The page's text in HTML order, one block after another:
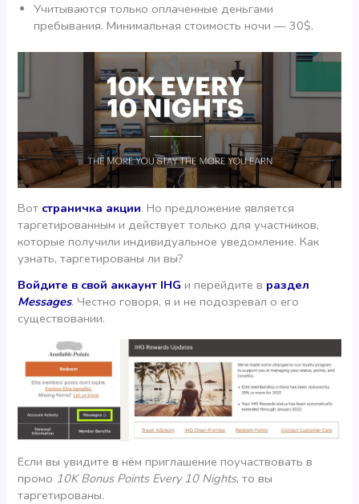
Учитываются только оплаченные деньгами
пребывания. Минимальная стоимость ночи — 30$.
Вот страничка акции. Но предложение является
таргетированным и действует только для участников,
которые получили индивидуальное уведомление. Как
узнать, таргетированы ли вы?
Войдите в свой аккаунт IHG и перейдите в раздел
Messages. Честно говоря, я и не подозревал о его
существовании.
Если вы увидите в нём приглашение поучаствовать в
промо 10K Bonus Points Every 10 Nights, то вы
таргетированы.